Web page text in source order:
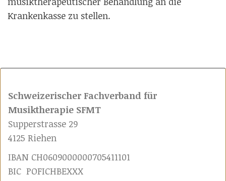
Krankenkasse zu stellen.
Schweizerischer Fachverband für
Musiktherapie SFMT
Supperstrasse 29
4125 Riehen
IBAN CH0609000000705411101
BIC POFICHBEXXX